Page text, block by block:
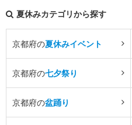
夏休みカテゴリから探す
京都府の夏休みイベント
京都府の七夕祭り
京都府の盆踊り